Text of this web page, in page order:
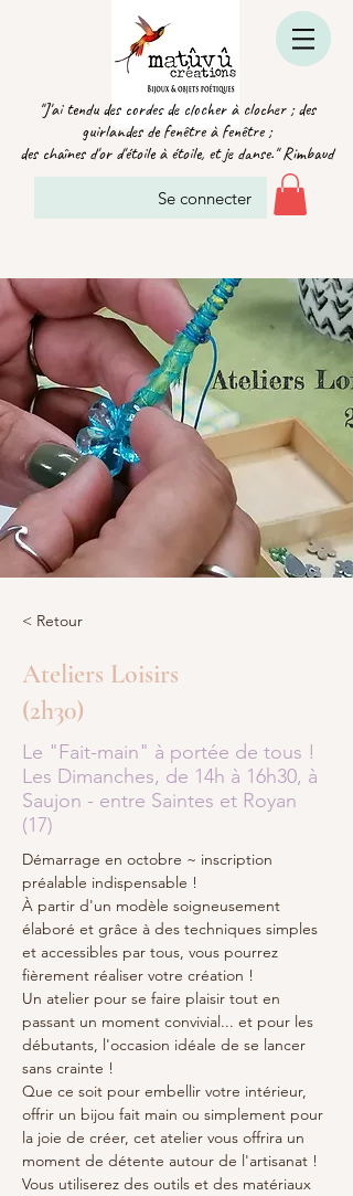
"J'ai tendu des cordes de clocher à clocher ; des
guirlandes de fenêtre à fenêtre ;
des chaînes d'or d'étoile à étoile, et je danse." Rimbaud
Se connecter
< Retour
Ateliers Loisirs
(2h30)
Le "Fait-main" à portée de tous !
Les Dimanches, de 14h à 16h30, à
Saujon - entre Saintes et Royan
(17)
Démarrage en octobre ~ inscription
préalable indispensable !
À partir d'un modèle soigneusement
élaboré et grâce à des techniques simples
et accessibles par tous, vous pourrez
fièrement réaliser votre création !
Un atelier pour se faire plaisir tout en
passant un moment convivial... et pour les
débutants, l'occasion idéale de se lancer
sans crainte !
Que ce soit pour embellir votre intérieur,
offrir un bijou fait main ou simplement pour
la joie de créer, cet atelier vous offrira un
moment de détente autour de l'artisanat !
Vous utiliserez des outils et des matériaux